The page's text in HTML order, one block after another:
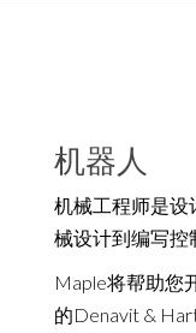
机器人
机械工程师是设
械设计到编写控
Maple将帮助您
的Denavit &